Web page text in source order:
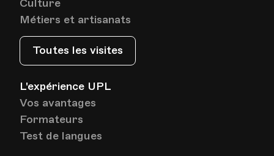
Culture
Métiers et artisanats
Toutes les visites
L'expérience UPL
Vos avantages
Formateurs
Test de langues